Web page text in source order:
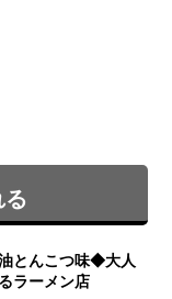
とんこつ味◆大人
ラーメン店